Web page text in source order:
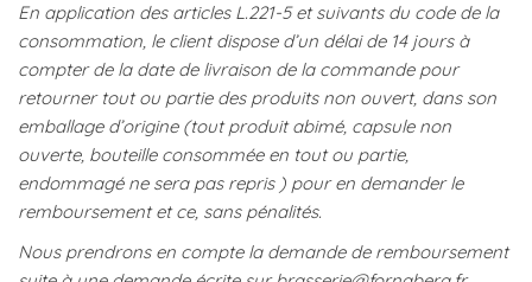
En application des articles L.221-5 et suivants du code de la
consommation, le client dispose d’un délai de 14 jours à
compter de la date de livraison de la commande pour
retourner tout ou partie des produits non ouvert, dans son
emballage d’origine (tout produit abimé, capsule non
ouverte, bouteille consommée en tout ou partie,
endommagé ne sera pas repris ) pour en demander le
remboursement et ce, sans pénalités.
Nous prendrons en compte la demande de remboursement